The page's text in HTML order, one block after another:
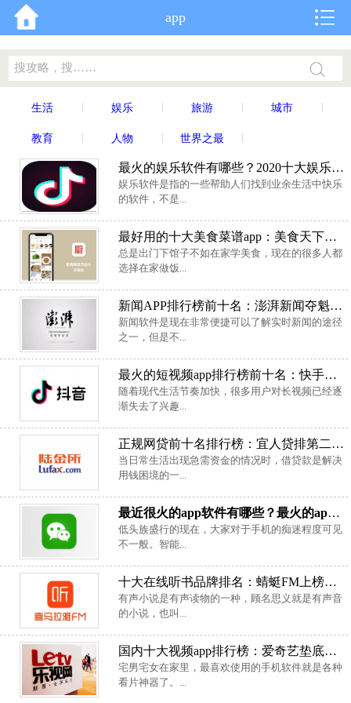
app
生活 娱乐 旅游 城市
教育 人物 世界之最
最火的娱乐软件有哪些？2020十大娱乐APP排行榜
娱乐软件是指的一些帮助人们找到业余生活中快乐
的软件，不是...
最好用的十大美食菜谱app：美食天下上榜，下厨房排第一
总是出门下馆子不如在家学美食，现在的很多人都
选择在家做饭...
新闻APP排行榜前十名：澎湃新闻夺魁，今日头条第二
新闻软件是现在非常便捷可以了解实时新闻的途径
之一，但是不...
最火的短视频app排行榜前十名：快手排第二名，抖音排第一名
随着现代生活节奏加快，很多用户对长视频已经逐
渐失去了兴趣...
正规网贷前十名排行榜：宜人贷排第二，陆金所居首
当日常生活出现急需资金的情况时，借贷款是解决
用钱困境的一...
最近很火的app软件有哪些？最火的app排行榜前十名
低头族盛行的现在，大家对于手机的痴迷程度可见
不一般。智能...
十大在线听书品牌排名：蜻蜓FM上榜，喜马拉雅FM排第一位
有声小说是有声读物的一种，顾名思义就是有声音
的小说，也叫...
国内十大视频app排行榜：爱奇艺垫底，乐视视频位列榜首
宅男宅女在家里，最喜欢使用的手机软件就是各种
看片神器了。...